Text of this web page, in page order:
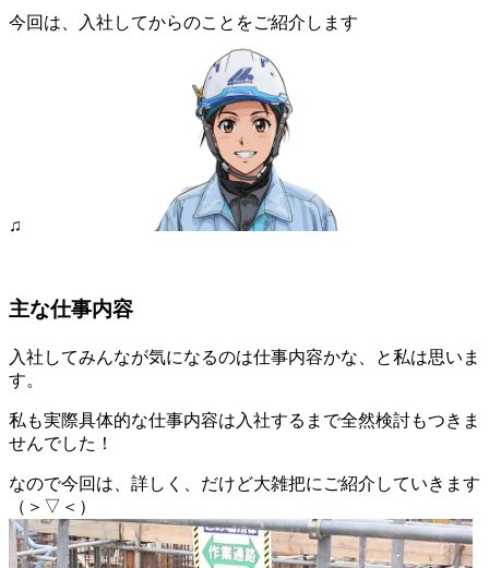
今回は、入社してからのことをご紹介します
♫
主な仕事内容
入社してみんなが気になるのは仕事内容かな、と私は思いま
す。
私も実際具体的な仕事内容は入社するまで全然検討もつきま
せんでした！
なので今回は、詳しく、だけど大雑把にご紹介していきます
（＞▽＜）